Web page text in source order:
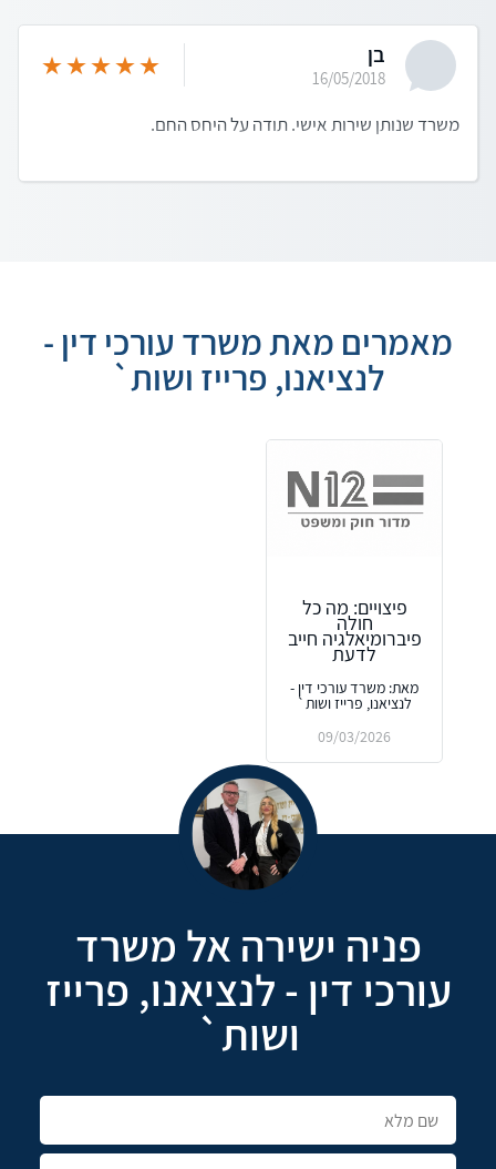
בן
16/05/2018
משרד שנותן שירות אישי. תודה על היחס החם.
מאמרים מאת משרד עורכי דין -
לנציאנו, פרייז ושות`
פיצויים: מה כל
חולה
פיברומיאלגיה חייב
לדעת
מאת: משרד עורכי דין -
לנציאנו, פרייז ושות`
09/03/2026
פניה ישירה אל משרד
עורכי דין - לנציאנו, פרייז
ושות`